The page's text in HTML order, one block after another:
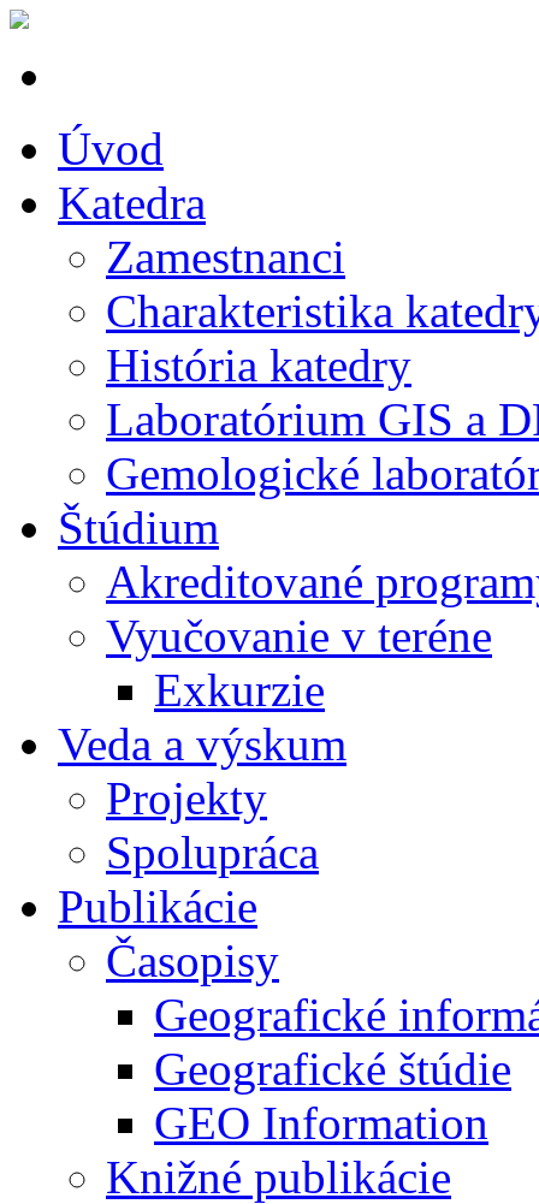
Úvod
Katedra
Zamestnanci
Charakteristika
História katedry
Laboratórium GIS a
Gemologické
Štúdium
Akreditované
Vyučovanie v teréne
Exkurzie
Veda a výskum
Projekty
Spolupráca
Publikácie
Časopisy
Geografické
Geografické štúdie
GEO Information
Knižné publikácie